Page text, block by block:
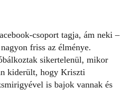
csoport tagja, ám neki –
friss az élménye.
sikertelenül, mikor
kiderült, hogy Kriszti
is bajok vannak és